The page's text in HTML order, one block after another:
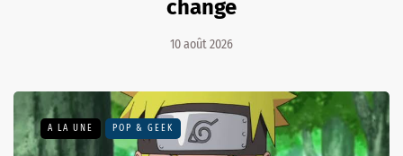
change
10 août 2026
A LA UNE POP & GEEK